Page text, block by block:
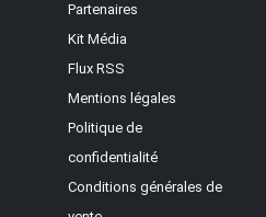
Partenaires
Kit Média
Flux RSS
Mentions légales
Politique de
confidentialité
Conditions générales de